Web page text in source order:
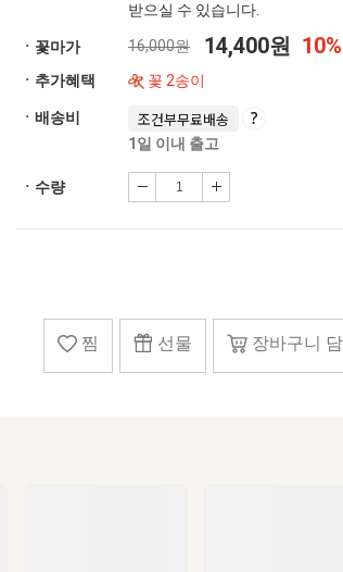
받으실 수 있습니다.
ㆍ꽃마가 16,000원 14,400원 10%
ㆍ추가혜택 꽃 2송이
ㆍ배송비 조건부무료배송
1일 이내 출고
ㆍ수량
찜 선물 장바구니